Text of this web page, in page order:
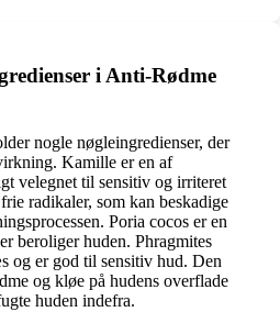
i Anti-Rødme
nogle nøgleingredienser, der
Kamille er en af
velegnet til sensitiv og irriteret
radikaler, som kan beskadige
Poria cocos er en
beroliger huden. Phragmites
og er god til sensitiv hud. Den
og kløe på hudens overflade
huden indefra.